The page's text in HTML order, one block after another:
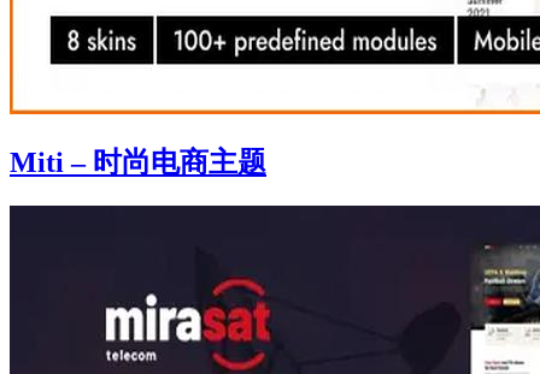
Miti – 时尚电商主题